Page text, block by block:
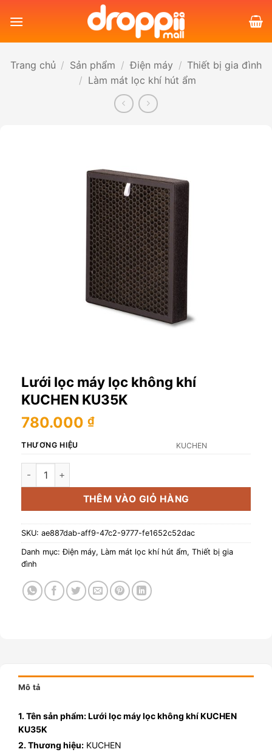
qua
Trang chủ / Sản phẩm / Điện máy / Thiết bị gia đình
/ Làm mát lọc khí hút ẩm
Lưới lọc máy lọc không khí
KUCHEN KU35K
780.000 ₫
THƯƠNG HIỆU KUCHEN
Lưới lọc máy lọc không khí KUCHEN KU35K số lượng
THÊM VÀO GIỎ HÀNG
SKU: ae887dab-aff9-47c2-9777-fe1652c52dac
Danh mục:Điện máy, Làm mát lọc khí hút ẩm, Thiết bị gia
đình
Mô tả
1. Tên sản phẩm: Lưới lọc máy lọc không khí KUCHEN
KU35K
2. Thương hiệu: KUCHEN